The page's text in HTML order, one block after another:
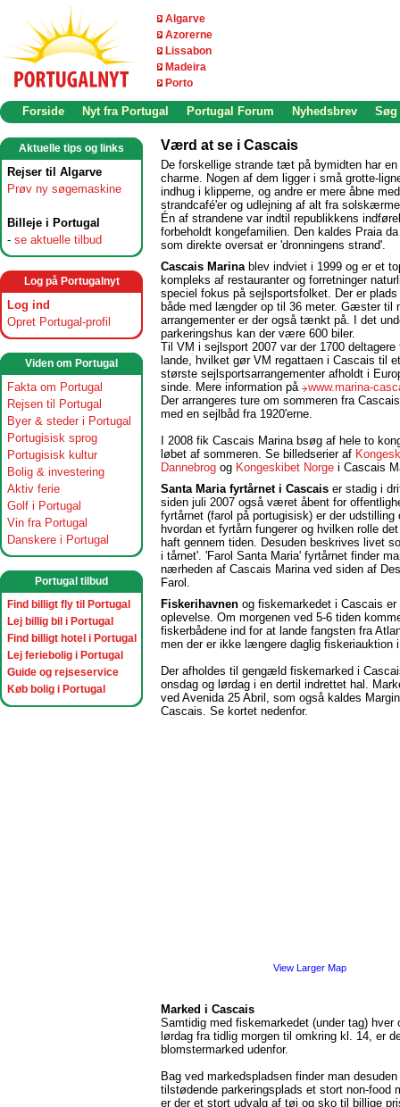
Algarve
Azorerne
Lissabon
Madeira
Porto
Forside Nyt fra Portugal Portugal Forum Nyhedsbrev Søg
Aktuelle tips og links
Rejser til Algarve
Prøv ny søgemaskine
Billeje i Portugal
- se aktuelle tilbud
Log på Portugalnyt
Log ind
Opret Portugal-profil
Viden om Portugal
Fakta om Portugal
Rejsen til Portugal
Byer & steder i Portugal
Portugisisk sprog
Portugisisk kultur
Bolig & investering
Aktiv ferie
Golf i Portugal
Vin fra Portugal
Danskere i Portugal
Portugal tilbud
Find billigt fly til Portugal
Lej billig bil i Portugal
Find billigt hotel i Portugal
Lej feriebolig i Portugal
Guide og rejseservice
Køb bolig i Portugal
Værd at se i Cascais
De forskellige strande tæt på bymidten har
charme. Nogen af dem ligger i små grotte-
indhug i klipperne, og andre er mere åbne
strandcafé'er og udlejning af alt fra
Én af strandene var indtil republikkens
forbeholdt kongefamilien. Den kaldes Praia
som direkte oversat er 'dronningens strand'.
Cascais Marinablev indviet i 1999 og er et
kompleks af restauranter og forretninger
speciel fokus på sejlsportsfolket. Der er
både med længder op til 36 meter. Gæster til
arrangementer er der også tænkt på. I det
parkeringshus kan der være 600 biler.
Til VM i sejlsport 2007 var der 1700 deltagere
lande, hvilket gør VM regattaen i Cascais til
største sejlsportsarrangementer afholdt i
sinde. Mere information på
www.marina-
Der arrangeres ture om sommeren fra
med en sejlbåd fra 1920'erne.
I 2008 fik Cascais Marina bsøg af hele to
løbet af sommeren. Se billedserier af
Dannebrog og Kongeskibet Norge i Cascais
Santa Maria fyrtårnet i Cascais er stadig i
siden juli 2007 også været åbent for
fyrtårnet (farol på portugisisk) er der udstilling
hvordan et fyrtårn fungerer og hvilken rolle
haft gennem tiden. Desuden beskrives livet
i tårnet'. 'Farol Santa Maria' fyrtårnet finder
nærheden af Cascais Marina ved siden af
Farol.
Fiskerihavnen og fiskemarkedet i Cascais er
oplevelse. Om morgenen ved 5-6 tiden
fiskerbådene ind for at lande fangsten fra
men der er ikke længere daglig fiskeriauktion
Der afholdes til gengæld fiskemarked i
onsdag og lørdag i en dertil indrettet hal.
ved Avenida 25 Abril, som også kaldes
Cascais. Se kortet nedenfor.
View Larger Map
Marked i Cascais
Samtidig med fiskemarkedet (under tag) hver
lørdag fra tidlig morgen til omkring kl. 14, er
blomstermarked udenfor.
Bag ved markedspladsen finder man
tilstødende parkeringsplads et stort non-food
er der et stort udvalg af tøj og sko til billige